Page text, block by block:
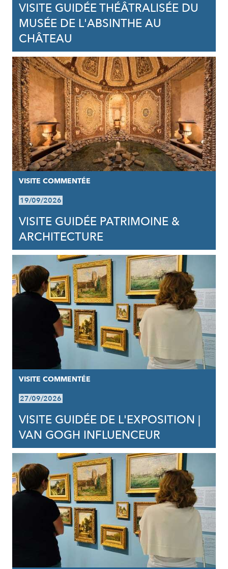
VISITE GUIDÉE THÉÂTRALISÉE DU
MUSÉE DE L'ABSINTHE AU
CHÂTEAU
VISITE COMMENTÉE
19/09/2026
VISITE GUIDÉE PATRIMOINE &
ARCHITECTURE
VISITE COMMENTÉE
27/09/2026
VISITE GUIDÉE DE L'EXPOSITION |
VAN GOGH INFLUENCEUR